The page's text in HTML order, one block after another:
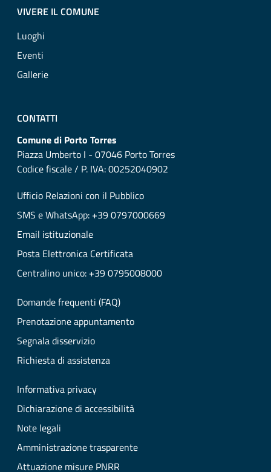
VIVERE IL COMUNE
Luoghi
Eventi
Gallerie
CONTATTI
Comune di Porto Torres
Piazza Umberto I - 07046 Porto Torres
Codice fiscale / P. IVA: 00252040902
Ufficio Relazioni con il Pubblico
SMS e WhatsApp: +39 0797000669
Email istituzionale
Posta Elettronica Certificata
Centralino unico: +39 0795008000
Domande frequenti (FAQ)
Prenotazione appuntamento
Segnala disservizio
Richiesta di assistenza
Informativa privacy
Dichiarazione di accessibilità
Note legali
Amministrazione trasparente
Attuazione misure PNRR